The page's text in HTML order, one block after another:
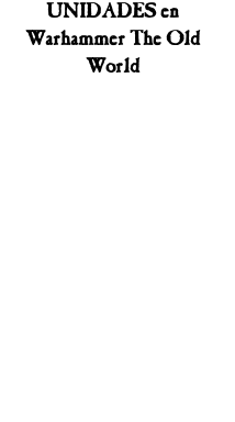
UNIDADES en
Warhammer The Old
World